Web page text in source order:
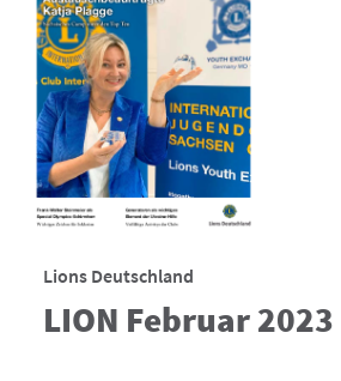
Lions Deutschland
LION Februar 2023